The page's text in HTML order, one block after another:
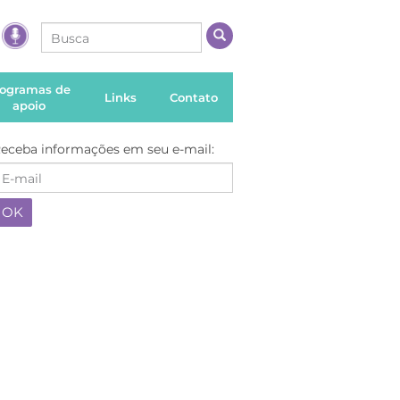
de
apoio
Links Contato
informações em seu e-mail: